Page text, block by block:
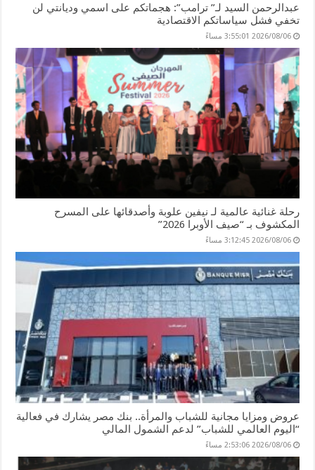
عبدالرحمن السيد لـ” ترامب”: هجماتكم على اسمي وديانتي لن
تخفي فشل سياساتكم الاقتصادية
2026/08/06 3:55:01 مساءً
رحلة غنائية عالمية لـ نيفين علوبة وأصدقائها على المسرح
المكشوف بـ “صيف الأوبرا 2026”
2026/08/06 3:12:45 مساءً
عروض ومزايا مجانية للشباب والمرأة.. بنك مصر يشارك في فعالية
“اليوم العالمي للشباب” لدعم الشمول المالي
2026/08/06 2:53:06 مساءً